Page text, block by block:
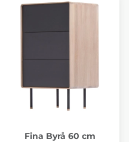
Fina Byrå 60 cm